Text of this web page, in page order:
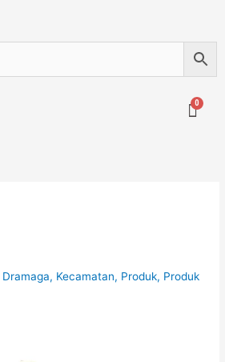
Dramaga, Kecamatan, Produk, Produk